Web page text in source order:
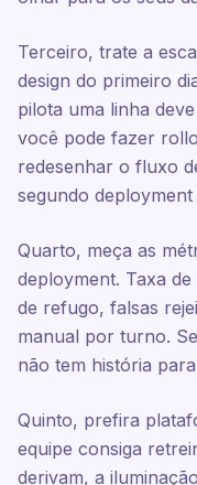
Terceiro, trate a
design do primeiro
pilota uma linha
você pode fazer
redesenhar o fluxo
segundo
Quarto, meça as
deployment. Taxa
de refugo, falsas
manual por turno.
não tem história
Quinto, prefira
equipe consiga
derivam, a